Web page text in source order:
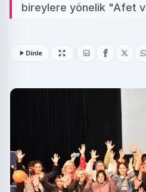
bireylere yönelik "Afet v
Dinle